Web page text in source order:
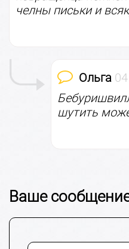
челны письки и
Ольга
шутить
Ваше